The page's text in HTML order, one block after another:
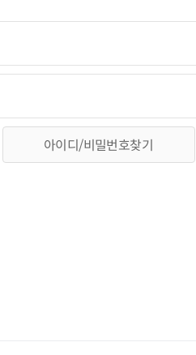
아이디/비밀번호찾기